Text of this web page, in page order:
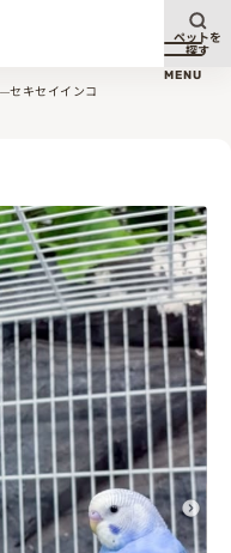
メニ
MENU
ペットを
探す
セキセイインコ